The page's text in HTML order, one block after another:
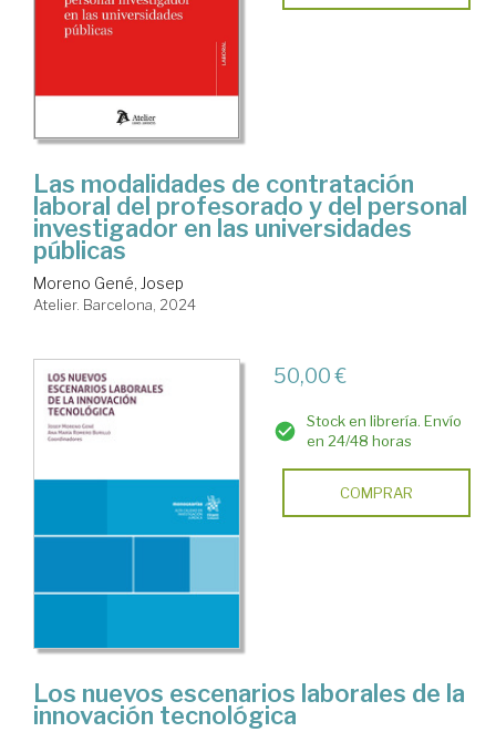
Las modalidades de contratación
laboral del profesorado y del personal
investigador en las universidades
públicas
Moreno Gené, Josep
Atelier. Barcelona, 2024
50,00 €
Stock en librería. Envío
en 24/48 horas
COMPRAR
Los nuevos escenarios laborales de la
innovación tecnológica